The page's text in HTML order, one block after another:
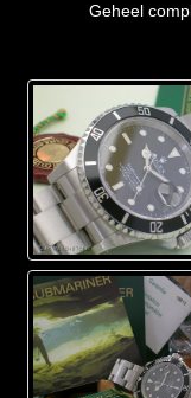
Geheel